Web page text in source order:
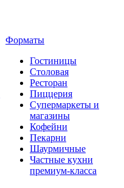
Форматы
Гостиницы
Столовая
Ресторан
Пиццерия
Супермаркеты и
магазины
Кофейни
Пекарни
Шаурмичные
Частные кухни
премиум-класса